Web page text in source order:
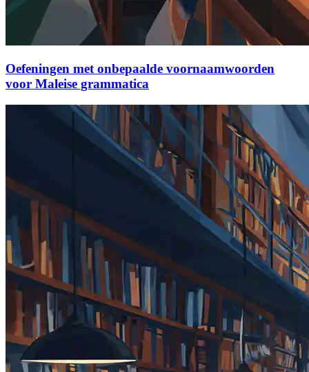
Oefeningen met onbepaalde voornaamwoorden
voor Maleise grammatica